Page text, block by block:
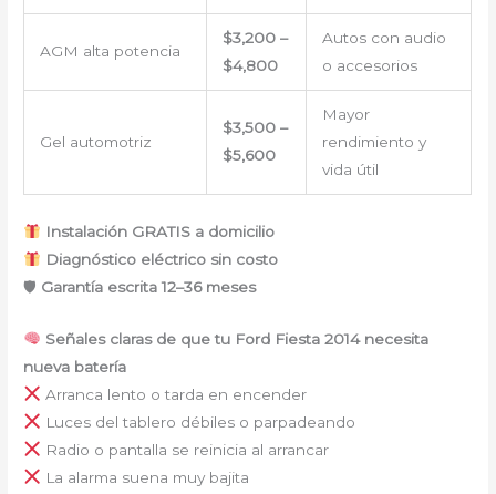
AGM alta potencia
$3,200 –
$4,800
Autos con audio
o accesorios
Gel automotriz
$3,500 –
$5,600
Mayor
rendimiento y
vida útil
Instalación GRATIS a domicilio
Diagnóstico eléctrico sin costo
🛡 Garantía escrita 12–36 meses
Señales claras de que tu Ford Fiesta 2014 necesita
nueva batería
Arranca lento o tarda en encender
Luces del tablero débiles o parpadeando
Radio o pantalla se reinicia al arrancar
La alarma suena muy bajita